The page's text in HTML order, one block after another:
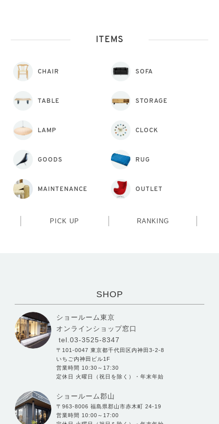
ITEMS
CHAIR SOFA
TABLE STORAGE
LAMP CLOCK
GOODS RUG
MAINTENANCE OUTLET
PICK UP RANKING
SHOP
ショールーム東京
オンラインショップ窓口
tel.03-3525-8347
〒101-0047 東京都千代田区内神田3-2-8
いちご内神田ビル1F
営業時間 10:30～17:30
定休日 火曜日（祝日を除く）・年末年始
ショールーム郡山
〒963-8006 福島県郡山市赤木町 24-19
営業時間 10:00～17:00